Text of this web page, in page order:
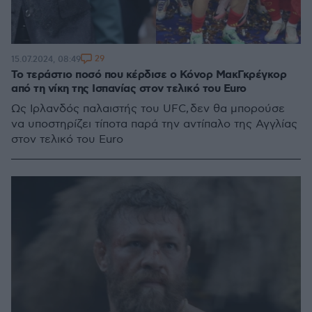
Το τεράστιο ποσό που κέρδισε ο Κόνορ ΜακΓκρέγκορ
από τη νίκη της Ισπανίας στον τελικό του Euro
Ως Ιρλανδός παλαιστής του UFC, δεν θα μπορούσε
να υποστηρίζει τίποτα παρά την αντίπαλο της Αγγλίας
στον τελικό του Euro
15.07.2024, 08:49 29